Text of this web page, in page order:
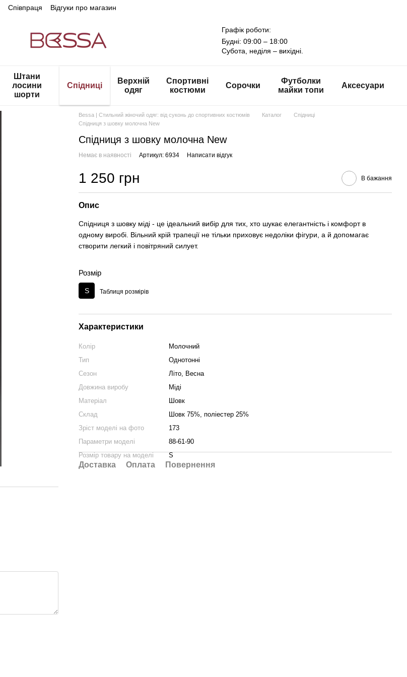
Співпраця Відгуки про магазин
Графік роботи:
Будні: 09:00 – 18:00
Субота, неділя – вихідні.
Штани
лосини
шорти
Спідниці
Верхній
одяг
Спортивні
костюми
Сорочки
Футболки
майки топи
Аксесуари
Bessa | Стильний жіночий одяг: від суконь до спортивних костюмів Каталог
Спідниці
Спідниця з шовку молочна New
Спідниця з шовку молочна New
Немає в наявності Артикул: 6934 Написати відгук
1 250 грн В бажання
Опис
Cпідниця з шовку міді - це ідеальний вибір для тих, хто шукає елегантність і комфорт в
одному виробі. Вільний крій трапеції не тільки приховує недоліки фігури, а й допомагає
створити легкий і повітряний силует.
Розмір
S Таблиця розмірів
Характеристики
Колір
Молочний
Тип
Однотонні
Сезон
Літо, Весна
Довжина виробу
Міді
Матеріал
Шовк
Склад
Шовк 75%, поліестер 25%
Зріст моделі на фото
173
Параметри моделі
88-61-90
Розмір товару на моделі
S
Доставка Оплата Повернення